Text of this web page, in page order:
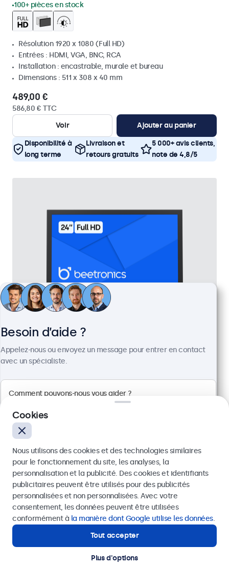
100+ pièces en stock
Résolution 1920 x 1080 (Full HD)
Entrées : HDMI, VGA, BNC, RCA
Installation : encastrable, murale et bureau
Dimensions : 511 x 308 x 40 mm
489,00 €
586,80 € TTC
Voir
Ajouter au panier
Disponibilité à
long terme
Livraison et
retours gratuits
5 000+ avis clients,
note de 4,8/5
Écran 24 Pouces en Métal
Référence :24HD7M
100+ pièces en stock
Résolution 1920 x 1080 (Full HD)
Entrées : HDMI, VGA, BNC, RCA
Installation : encastrable, murale et bureau
Dimensions : 560 x 337 x 41 mm
499,00 €
598,80 € TTC
Voir
Ajouter au panier
Besoin d’aide ?
Appelez-nous ou envoyez un message pour entrer en contact
avec un spécialiste.
Envoyer
Ou appelez-nous au01 79 97 48 02
Contactez nos spécialistes.
Cookies
Nous utilisons des cookies et des technologies similaires
pour le fonctionnement du site, les analyses, la
personnalisation et la publicité. Des cookies et identifiants
publicitaires peuvent être utilisés pour des publicités
personnalisées et non personnalisées. Avec votre
consentement, les données peuvent être utilisées
conformément à la manière dont Google utilise les données.
Tout accepter
Plus d'options